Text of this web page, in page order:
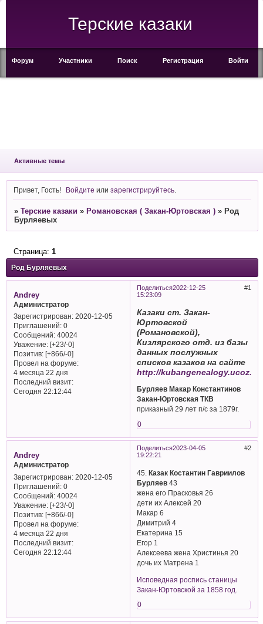
Терские казаки
Форум Участники Поиск Регистрация Войти
Активные темы
Привет, Гость! Войдите илизарегистрируйтесь
» Терские казаки » Романовская ( Закан-Юртовская ) » Род
Бурляевых
Род Бурляевых
Страница: 1
Поделиться 1
2022-12-25
15:23:09
Andrey
Администратор
Зарегистрирован: 2020-12-05
Приглашений:0
Сообщений:40024
Уважение: [+23/-0]
Позитив: [+866/-0]
Провел на форуме:
4 месяца 22 дня
Последний визит:
Сегодня 22:12:44
Казаки ст. Закан-
Юртовской
(Романовской),
Кизлярского отд. из базы
данных послужных
списков казаков на сайте
http://kubangenealogy.ucoz.ru
Бурляев Макар Константинов
Закан-Юртовская ТКВ
приказный 29 лет п/с за 1879г.
0
Поделиться 2
2023-04-05
19:22:21
Andrey
Администратор
Зарегистрирован: 2020-12-05
Приглашений:0
Сообщений:40024
Уважение: [+23/-0]
Позитив: [+866/-0]
Провел на форуме:
4 месяца 22 дня
Последний визит:
Сегодня 22:12:44
45.Казак Костантин Гавриилов
Бурляев 43
жена его Прасковья 26
дети их Алексей 20
Макар 6
Димитрий 4
Екатерина 15
Егор 1
Алексеева жена Христинья 20
дочь их Матрена 1
Исповедная роспись станицы
Закан-Юртовской за 1858 год.
0